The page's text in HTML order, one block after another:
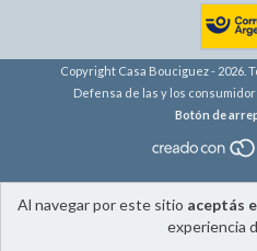
Al navegar por este sitio aceptás
experiencia
Copyright Casa Bouciguez - 2026.
Defensa de las y los
Botón de